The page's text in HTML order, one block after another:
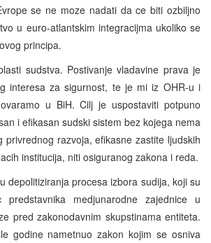
se ne moze nadati da ce biti ozbiljno
u euro-atlantskim integracijma ukoliko se
principa.
sudstva. Postivanje vladavine prava je
interesa za sigurnost, te je mi iz OHR-u i
u BiH. Cilj je uspostaviti potpuno
i efikasan sudski sistem bez kojega nema
privrednog razvoja, efikasne zastite ljudskih
institucija, niti osiguranog zakona i reda.
depolitiziranja procesa izbora sudija, koji su
medjunarodne zajednice u
pred zakonodavnim skupstinama entiteta.
godine nametnuo zakon kojim se osniva